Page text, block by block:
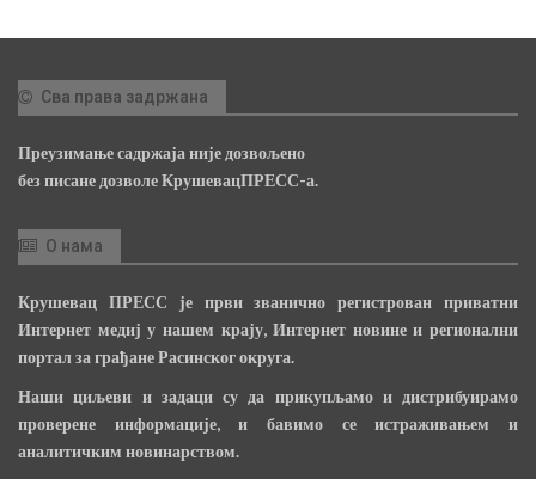
Сва права задржана
Преузимање садржаја није дозвољено
без писане дозволе КрушевацПРЕСС-а.
О нама
Крушевац ПРЕСС је први званично регистрован приватни
Интернет медиј у нашем крају, Интернет новине и регионални
портал за грађане Расинског округа.
Наши циљеви и задаци су да прикупљамо и дистрибуирамо
проверене информације, и бавимо се истраживањем и
аналитичким новинарством.